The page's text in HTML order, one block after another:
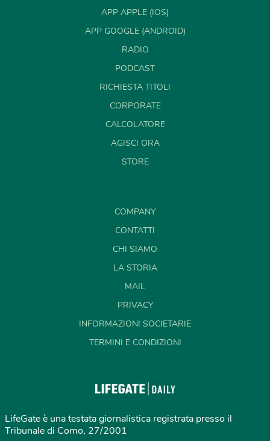
APP APPLE (IOS)
APP GOOGLE (ANDROID)
RADIO
PODCAST
RICHIESTA TITOLI
CORPORATE
CALCOLATORE
AGISCI ORA
STORE
COMPANY
CONTATTI
CHI SIAMO
LA STORIA
MAIL
PRIVACY
INFORMAZIONI SOCIETARIE
TERMINI E CONDIZIONI
LifeGate è una testata giornalistica registrata presso il
Tribunale di Como, 27/2001